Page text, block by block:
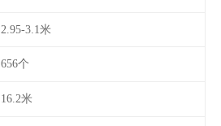
2.95-3.1米
656个
16.2米